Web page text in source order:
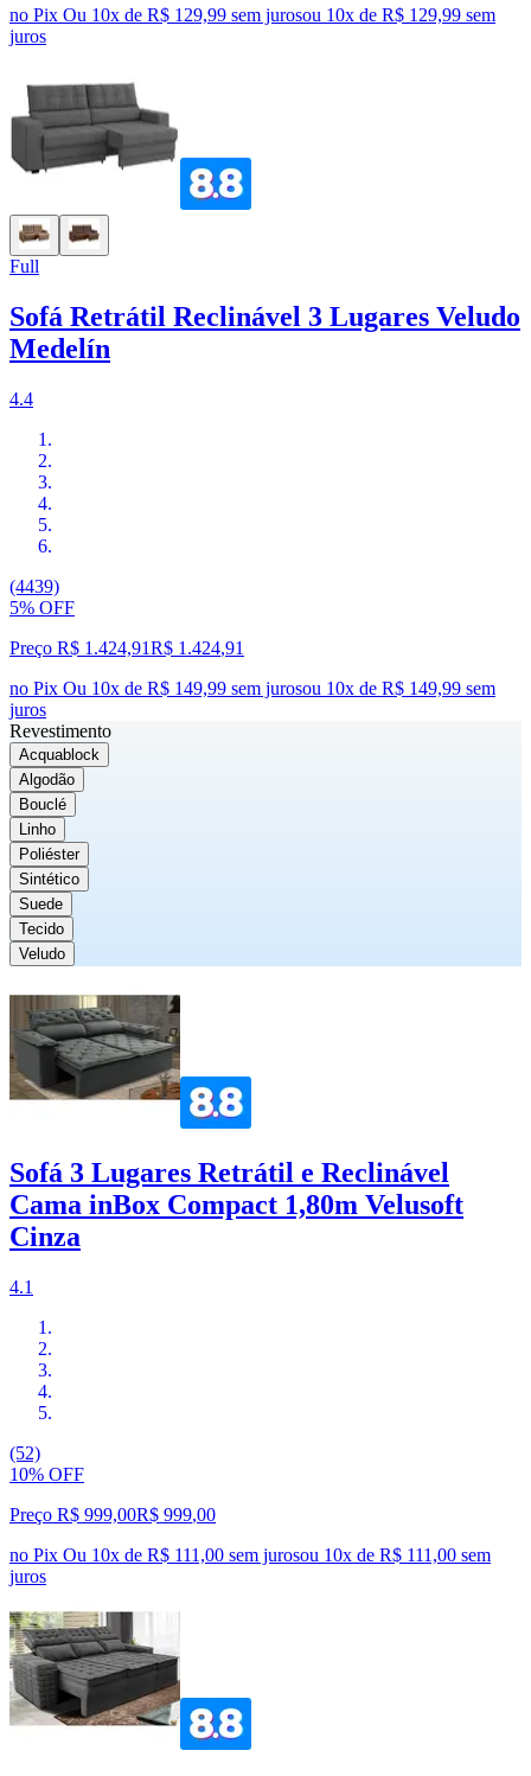
no Pix Ou 10x de R$ 129,99 sem jurosou 10x de R$ 129,99 sem
juros
Full
Sofá Retrátil Reclinável 3 Lugares Veludo
Medelín
4.4
(4439)
5% OFF
Preço R$ 1.424,91R$ 1.424,91
no Pix Ou 10x de R$ 149,99 sem jurosou 10x de R$ 149,99 sem
juros
Revestimento
Acquablock
Algodão
Bouclé
Linho
Poliéster
Sintético
Suede
Tecido
Veludo
Sofá 3 Lugares Retrátil e Reclinável
Cama inBox Compact 1,80m Velusoft
Cinza
4.1
(52)
10% OFF
Preço R$ 999,00R$ 999,00
no Pix Ou 10x de R$ 111,00 sem jurosou 10x de R$ 111,00 sem
juros